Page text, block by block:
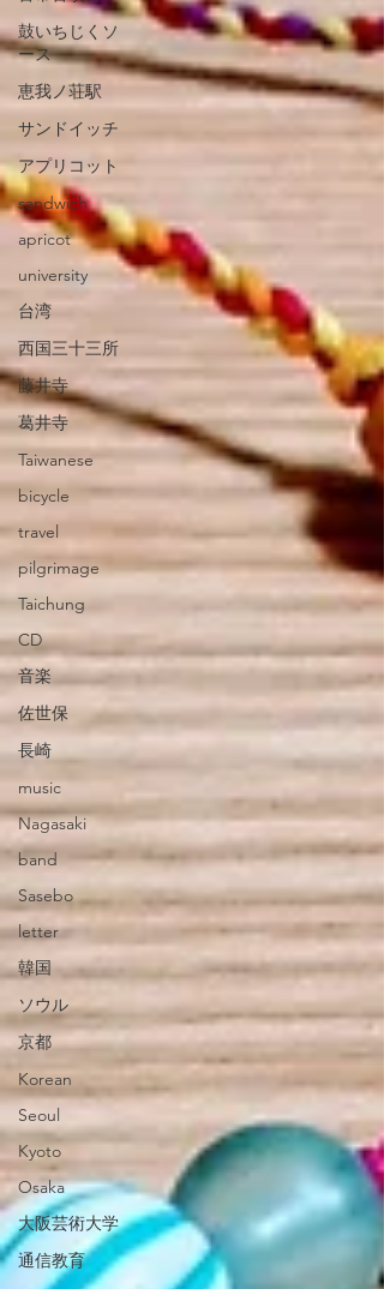
鼓いちじくソ
ース
恵我ノ荘駅
サンドイッチ
アプリコット
sandwich
apricot
university
台湾
西国三十三所
藤井寺
葛井寺
Taiwanese
bicycle
travel
pilgrimage
Taichung
CD
音楽
佐世保
長崎
music
Nagasaki
band
Sasebo
letter
韓国
ソウル
京都
Korean
Seoul
Kyoto
Osaka
大阪芸術大学
通信教育